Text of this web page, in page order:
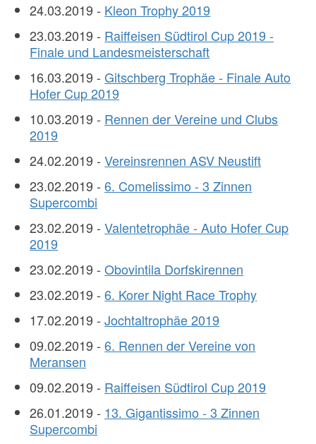
24.03.2019 - Kleon Trophy 2019
23.03.2019 - Raiffeisen Südtirol Cup 2019 -
Finale und Landesmeisterschaft
16.03.2019 -Gitschberg Trophäe - Finale Auto
Hofer Cup 2019
10.03.2019 - Rennen der Vereine und Clubs
2019
24.02.2019 -Vereinsrennen ASV Neustift
23.02.2019 -6. Comelissimo - 3 Zinnen
Supercombi
23.02.2019 -Valentetrophäe - Auto Hofer Cup
2019
23.02.2019 -Obovintila Dorfskirennen
23.02.2019 -6. Korer Night Race Trophy
17.02.2019 -Jochtaltrophäe 2019
09.02.2019 -6. Rennen der Vereine von
Meransen
09.02.2019 - Raiffeisen Südtirol Cup 2019
26.01.2019 - 13. Gigantissimo - 3 Zinnen
Supercombi